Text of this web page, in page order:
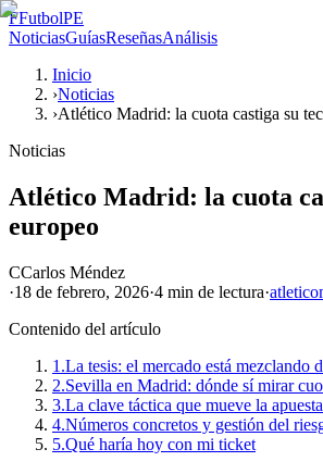
FFutbolPE
NoticiasGuíasReseñasAnálisis
Inicio
›Noticias
›Atlético Madrid: la cuota castiga su
Noticias
Atlético Madrid: la cuota
europeo
CCarlos Méndez
·18 de febrero, 2026·4 min de lectura·atletico
Contenido del artículo
1.La tesis: el mercado está mezclando
2.Sevilla en Madrid: dónde sí mirar
3.La clave táctica que mueve la apuesta
4.Números concretos y gestión del
5.Qué haría hoy con mi ticket